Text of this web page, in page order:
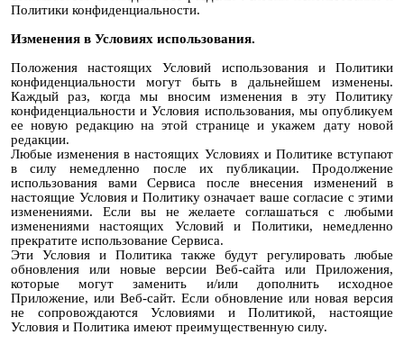
Политики конфиденциальности.
Изменения в Условиях использования.
Положения настоящих Условий использования и Политики
конфиденциальности могут быть в дальнейшем изменены.
Каждый раз, когда мы вносим изменения в эту Политику
конфиденциальности и Условия использования, мы опубликуем
ее новую редакцию на этой странице и укажем дату новой
редакции.
Любые изменения в настоящих Условиях и Политике вступают
в силу немедленно после их публикации. Продолжение
использования вами Сервиса после внесения изменений в
настоящие Условия и Политику означает ваше согласие с этими
изменениями. Если вы не желаете соглашаться с любыми
изменениями настоящих Условий и Политики, немедленно
прекратите использование Сервиса.
Эти Условия и Политика также будут регулировать любые
обновления или новые версии Веб-сайта или Приложения,
которые могут заменить и/или дополнить исходное
Приложение, или Веб-сайт. Если обновление или новая версия
не сопровождаются Условиями и Политикой, настоящие
Условия и Политика имеют преимущественную силу.